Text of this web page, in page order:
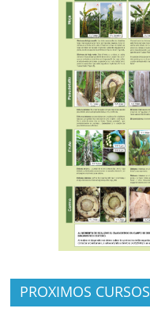
PROXIMOS CURSOS